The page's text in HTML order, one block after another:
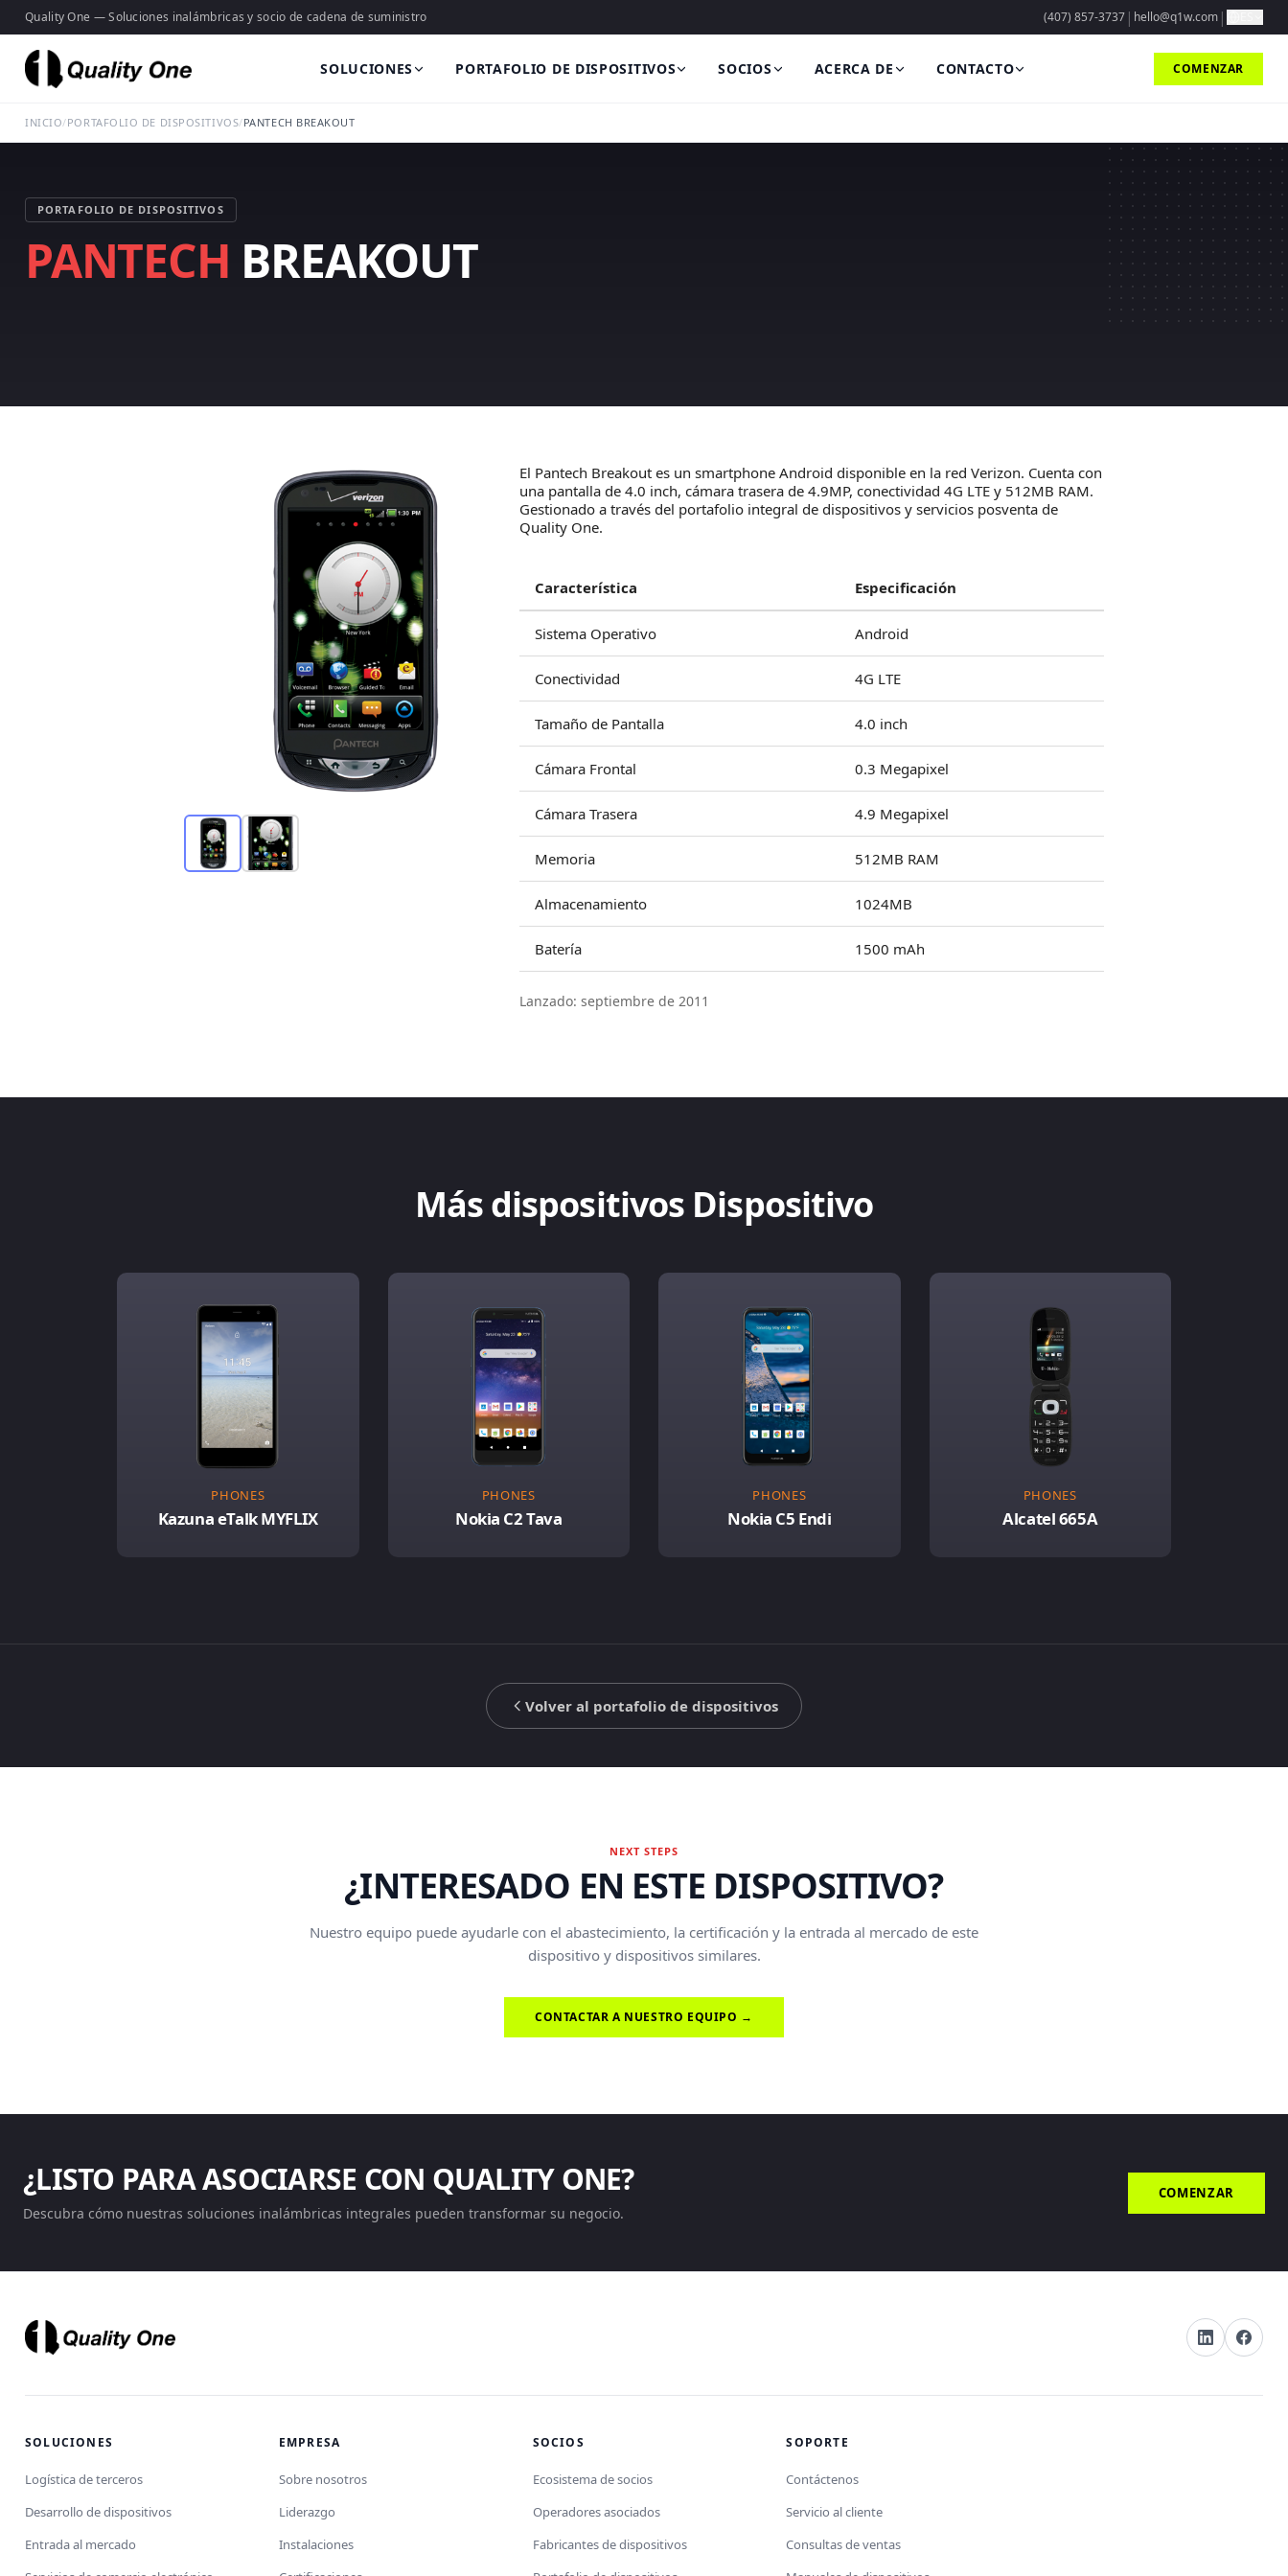
Quality One — Soluciones inalámbricas y socio de cadena de suministro (407) 857-3737 | hello@q1w.com |
SOLUCIONES PORTAFOLIO DE DISPOSITIVOS SOCIOS ACERCA DE CONTACTO COMENZAR
INICIO/PORTAFOLIO DE DISPOSITIVOS/PANTECH BREAKOUT
PORTAFOLIO DE DISPOSITIVOS
PANTECH BREAKOUT
El Pantech Breakout es un smartphone Android disponible en la red Verizon. Cuenta con
una pantalla de 4.0 inch, cámara trasera de 4.9MP, conectividad 4G LTE y 512MB RAM.
Gestionado a través del portafolio integral de dispositivos y servicios posventa de
Quality One.
Característica Especificación
Sistema Operativo Android
Conectividad 4G LTE
Tamaño de Pantalla 4.0 inch
Cámara Frontal 0.3 Megapixel
Cámara Trasera 4.9 Megapixel
Memoria 512MB RAM
Almacenamiento 1024MB
Batería 1500 mAh
Lanzado: septiembre de 2011
Más dispositivos Dispositivo
PHONES
Kazuna eTalk MYFLIX
PHONES
Nokia C2 Tava
PHONES
Nokia C5 Endi
PHONES
Alcatel 665A
Volver al portafolio de dispositivos
NEXT STEPS
¿INTERESADO EN ESTE DISPOSITIVO?
Nuestro equipo puede ayudarle con el abastecimiento, la certificación y la entrada al mercado de este
dispositivo y dispositivos similares.
CONTACTAR A NUESTRO EQUIPO →
¿LISTO PARA ASOCIARSE CON QUALITY ONE?
Descubra cómo nuestras soluciones inalámbricas integrales pueden transformar su negocio.
COMENZAR
SOLUCIONES
Logística de terceros
Desarrollo de dispositivos
Entrada al mercado
EMPRESA
Sobre nosotros
Liderazgo
Instalaciones
SOCIOS
Ecosistema de socios
Operadores asociados
Fabricantes de dispositivos
SOPORTE
Contáctenos
Servicio al cliente
Consultas de ventas